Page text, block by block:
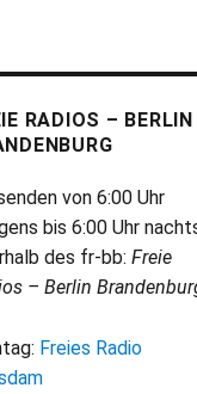
RADIOS – BERLIN
von 6:00 Uhr
bis 6:00 Uhr
des fr-bb: Freie
– Berlin
Freies Radio